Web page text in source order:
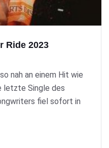
Ride 2023
nah an einem Hit wie
letzte Single des
fiel sofort in